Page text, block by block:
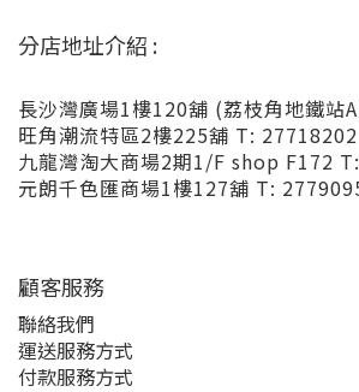
分店地址介紹 :
長沙灣廣場1樓120舖 (荔枝角地鐵站
旺角潮流特區2樓225舖 T: 27718202
九龍灣淘大商場2期1/F shop F172
元朗千色匯商場1樓127舖 T:
顧客服務
聯絡我們
運送服務方式
付款服務方式